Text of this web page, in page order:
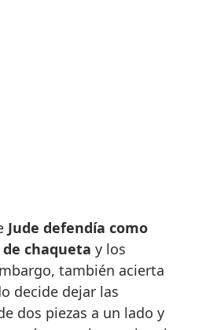
Jude defendía como
chaqueta y los
también acierta
decide dejar las
dos piezas a un lado y